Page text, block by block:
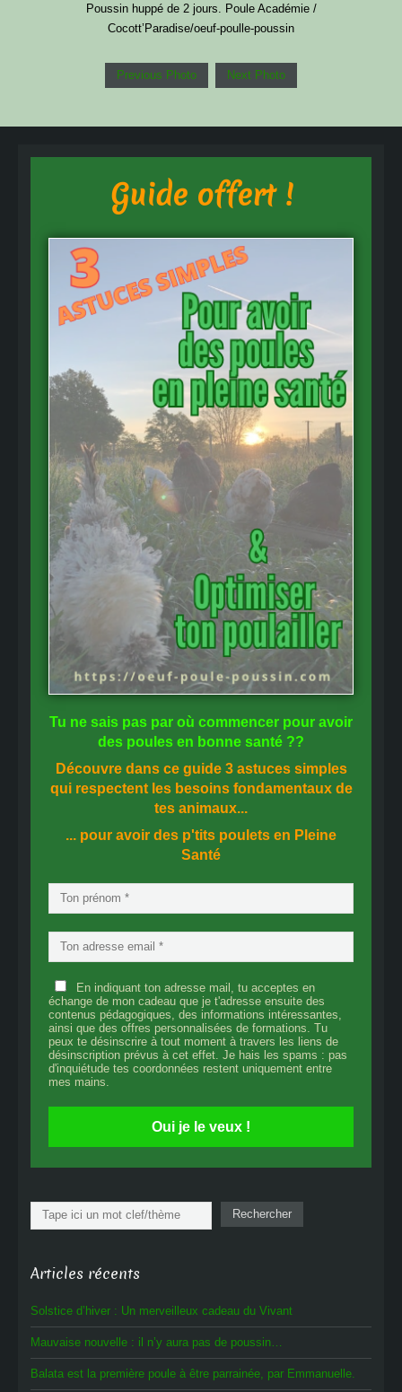
Poussin huppé de 2 jours. Poule Académie /
Cocott’Paradise/oeuf-poulle-poussin
Previous Photo Next Photo
Guide offert !
Tu ne sais pas par où commencer pour avoir
des poules en bonne santé ??
Découvre dans ce guide 3 astuces simples
qui respectent les besoins fondamentaux de
tes animaux...
... pour avoir des p'tits poulets en Pleine
Santé
En indiquant ton adresse mail, tu acceptes en
échange de mon cadeau que je t'adresse ensuite des
contenus pédagogiques, des informations intéressantes,
ainsi que des offres personnalisées de formations. Tu
peux te désinscrire à tout moment à travers les liens de
désinscription prévus à cet effet. Je hais les spams : pas
d'inquiétude tes coordonnées restent uniquement entre
mes mains.
Oui je le veux !
Rechercher Rechercher
Articles récents
Solstice d’hiver : Un merveilleux cadeau du Vivant
Mauvaise nouvelle : il n’y aura pas de poussin…
Balata est la première poule à être parrainée, par Emmanuelle.